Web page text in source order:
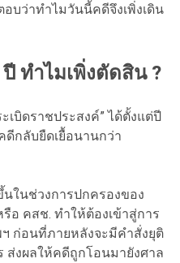
บว่าทำไมวันนี้คดีจึงเพิ่งเดิน
ทำไมเพิ่งตัดสิน ?
เบิดราชประสงค์” ได้ตั้งแต่ปี
กลับยืดเยื้อนานกว่า
ในช่วงการปกครองของ
คสช. ทำให้ต้องเข้าสู่การ
ก่อนที่ภายหลังจะมีคำสั่งยุติ
งผลให้คดีถูกโอนมายังศาล